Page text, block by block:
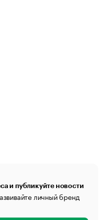
и публикуйте новости
личный бренд